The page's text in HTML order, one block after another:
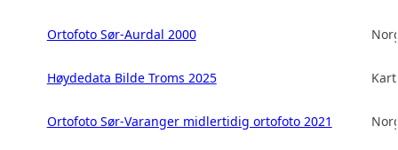
Ortofoto Sør-Aurdal 2000
Høydedata Bilde Troms 2025
Ortofoto Sør-Varanger midlertidig ortofoto 2021